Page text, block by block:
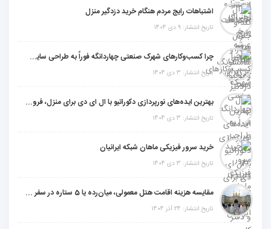
اشتباهات رایج مردم هنگام خرید دزدگیر منزل
تاریخ انتشار: 9 دی 1404
چرا کسب‌وکارهای شهرک صنعتی چهاردانگه فوراً به طراحی سایت نیاز دارند؟
تاریخ انتشار: 3 دی 1404
بهترین ایده‌های نورپردازی دکوراتیو با ال ای دی برای منزل، فروشگاه و دفتر کار
تاریخ انتشار: 3 دی 1404
خرید سرور فیزیکی ماهان شبکه ایرانیان
تاریخ انتشار: 3 دی 1404
مقایسه هزینه اقامت هتل معمولی، میان‌رده یا 5 ستاره در سفر زیارتی عراق
تاریخ انتشار: 24 آذر 1404